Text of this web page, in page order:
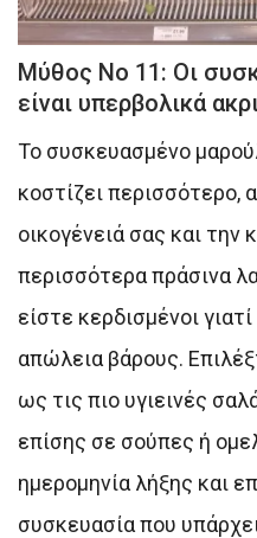
Μύθος Νο 11: Οι
είναι υπερβολικά
Το συσκευασμένο
κοστίζει περισσότερο,
οικογένειά σας και την
περισσότερα πράσινα
είστε κερδισμένοι
απώλεια βάρους.
ως τις πιο υγιεινές
επίσης σε σούπες ή
ημερομηνία λήξης και
συσκευασία που